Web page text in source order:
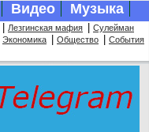
Видео Музыка
Лезгинская мафия
Сулейман
Экономика Общество События